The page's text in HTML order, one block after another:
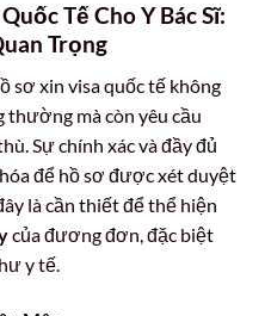
Tế Cho Y Bác Sĩ:
Trọng
sơ xin visa quốc tế không
mà còn yêu cầu
Sự chính xác và đầy đủ
để hồ sơ được xét duyệt
là cần thiết để thể hiện
của đương đơn, đặc biệt
y tế.